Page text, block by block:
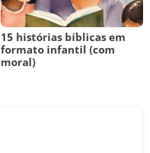
15 histórias bíblicas em
formato infantil (com
moral)